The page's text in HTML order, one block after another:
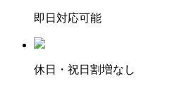
即日対応可能
休日・祝日割増なし